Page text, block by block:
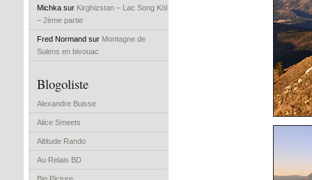
Michka sur Kirghizstan – Lac Song Köl
– 2ème partie
Fred Normand sur Montagne de
Sulens en bivouac
Blogoliste
Alexandre Buisse
Alice Smeets
Altitude Rando
Au Relais BD